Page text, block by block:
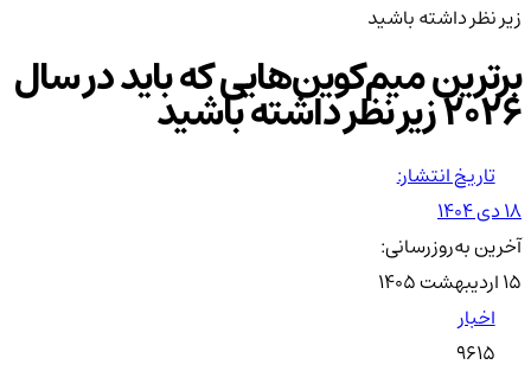
زیر نظر داشته باشید
برترین میم‌کوین‌هایی که باید در سال
۲۰۲۶ زیر نظر داشته باشید
تاریخ انتشار:
۱۸ دی ۱۴۰۴
آخرین به‌روزرسانی:
۱۵ اردیبهشت ۱۴۰۵
اخبار
9615